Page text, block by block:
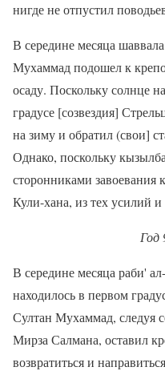
нигде не отпустил
В середине месяца
Мухаммад подошел к
осаду. Поскольку солнце
градусе [созвездия]
на зиму и обратил (свои]
Однако, поскольку
сторонниками завоевания
Кули-хана, из тех усилий
Год
В середине месяца раби'
находилось в первом
Султан Мухаммад, следуя
Мирза Салмана, оставил
возвратиться и